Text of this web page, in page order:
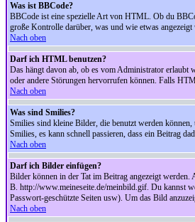
Was ist BBCode?
BBCode ist eine spezielle Art von HTML. Ob du
große Kontrolle darüber, was und wie etwas
Nach oben
Darf ich HTML benutzen?
Das hängt davon ab, ob es vom Administrator
oder andere Störungen hervorrufen können. Falls
Nach oben
Was sind Smilies?
Smilies sind kleine Bilder, die benutzt werden
Smilies, es kann schnell passieren, dass ein Beitrag
Nach oben
Darf ich Bilder einfügen?
Bilder können in der Tat im Beitrag angezeigt
B. http://www.meineseite.de/meinbild.gif. Du kannst
Passwort-geschützte Seiten usw). Um das Bild
Nach oben